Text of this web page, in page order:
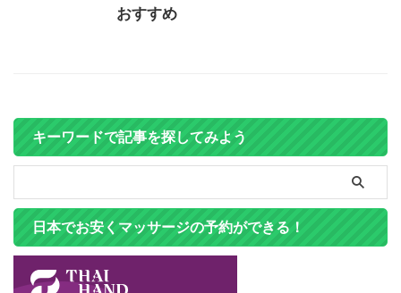
おすすめ
キーワードで記事を探してみよう
日本でお安くマッサージの予約ができる！